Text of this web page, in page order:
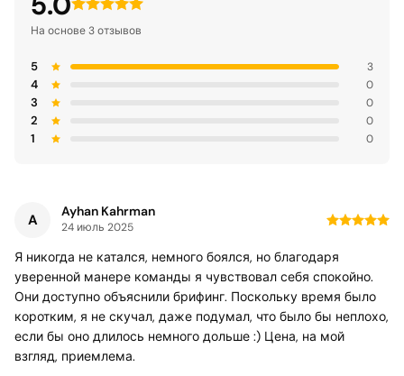
На основе 3 отзывов
5 3
4 0
3 0
2 0
1 0
A Ayhan Kahrman
24 июль 2025
Я никогда не катался, немного боялся, но благодаря
уверенной манере команды я чувствовал себя спокойно.
Они доступно объяснили брифинг. Поскольку время было
коротким, я не скучал, даже подумал, что было бы неплохо,
если бы оно длилось немного дольше :) Цена, на мой
взгляд, приемлема.